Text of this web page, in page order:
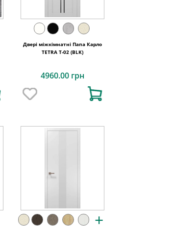
Двері міжкімнатні Папа Карло
TETRA Т-02 (BLK)
4960.00 грн
+